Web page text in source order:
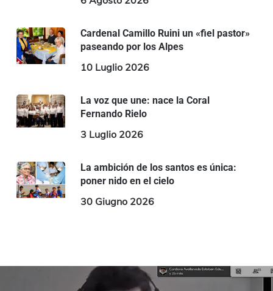
Cardenal Camillo Ruini un «fiel pastor»
paseando por los Alpes
10 Luglio 2026
La voz que une: nace la Coral
Fernando Rielo
3 Luglio 2026
La ambición de los santos es única:
poner nido en el cielo
30 Giugno 2026